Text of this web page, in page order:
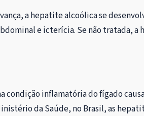
a hepatite alcoólica se
e icterícia. Se não tratada,
condição inflamatória do fígado
da Saúde, no Brasil, as